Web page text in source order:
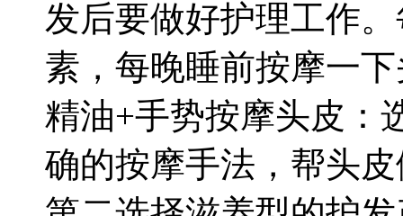
发后要做好护理工作
素，每晚睡前按摩一
精油+手势按摩头皮：
确的按摩手法，帮头